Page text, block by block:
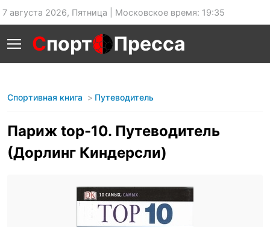
7 августа 2026, Пятница | Московское время: 19:35
Спорт Пресса
Спортивная книга Путеводитель
Париж top-10. Путеводитель
(Дорлинг Киндерсли)